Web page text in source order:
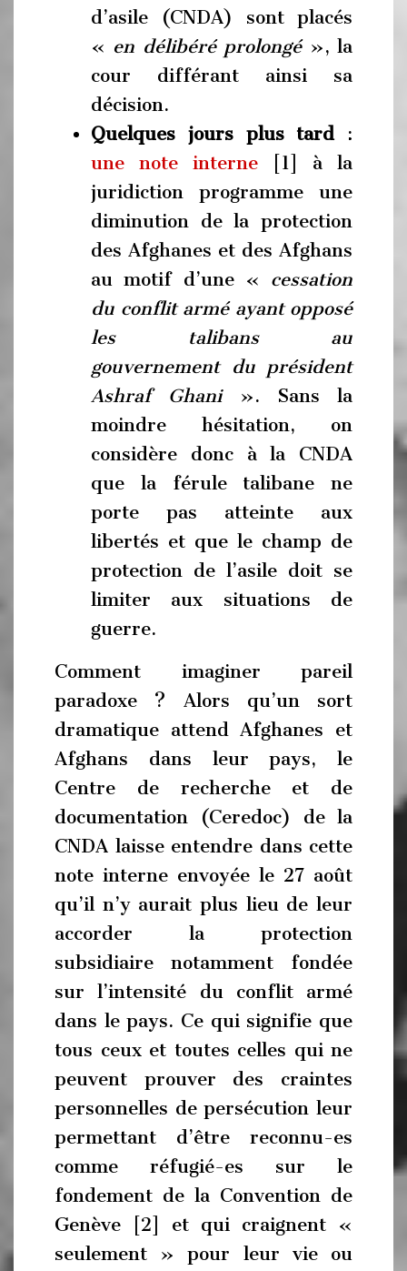
d’asile (CNDA) sont placés
« en délibéré prolongé», la
cour différant ainsi sa
décision.
Quelques jours plus tard :
une note interne [1] à la
juridiction programme une
diminution de la protection
des Afghanes et des Afghans
au motif d’une « cessation
du conflit armé ayant opposé
les talibans au
gouvernement du président
Ashraf Ghani». Sans la
moindre hésitation, on
considère donc à la CNDA
que la férule talibane ne
porte pas atteinte aux
libertés et que le champ de
protection de l’asile doit se
limiter aux situations de
guerre.
Comment imaginer pareil
paradoxe ? Alors qu’un sort
dramatique attend Afghanes et
Afghans dans leur pays, le
Centre de recherche et de
documentation (Ceredoc) de la
CNDA laisse entendre dans cette
note interne envoyée le 27 août
qu’il n’y aurait plus lieu de leur
accorder la protection
subsidiaire notamment fondée
sur l’intensité du conflit armé
dans le pays. Ce qui signifie que
tous ceux et toutes celles qui ne
peuvent prouver des craintes
personnelles de persécution leur
permettant d’être reconnu-es
comme réfugié-es sur le
fondement de la Convention de
Genève [2] et qui craignent «
seulement » pour leur vie ou